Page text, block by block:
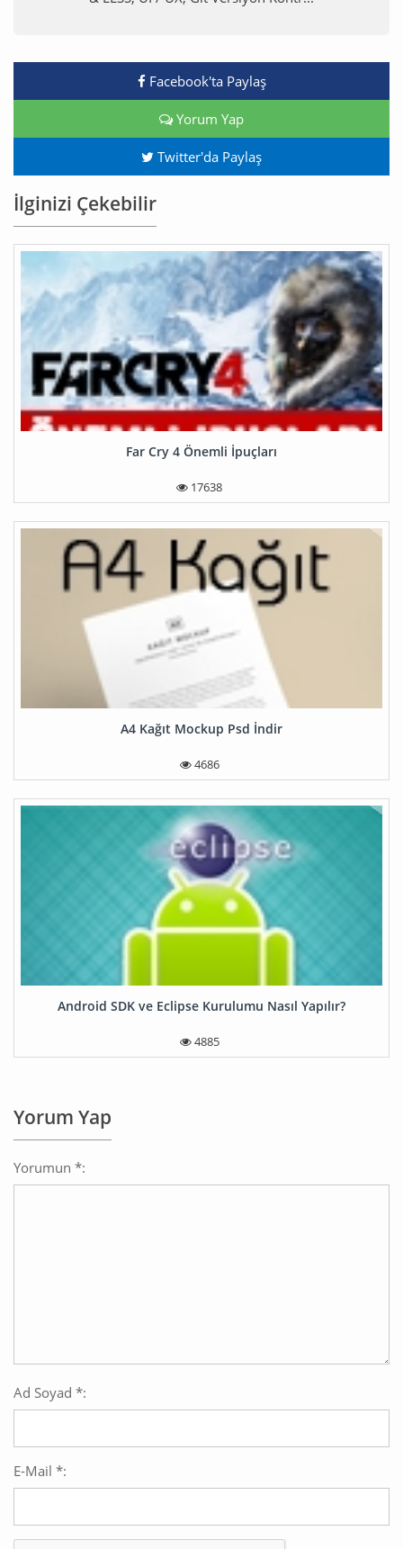
Facebook'ta Paylaş
Yorum Yap
Twitter'da Paylaş
İlginizi Çekebilir
Far Cry 4 Önemli İpuçları
17638
A4 Kağıt Mockup Psd İndir
4686
Android SDK ve Eclipse Kurulumu Nasıl Yapılır?
4885
Yorum Yap
Yorumun *:
Ad Soyad *:
E-Mail *: